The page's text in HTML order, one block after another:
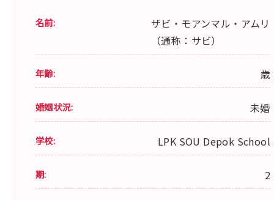
名前:
ザビ・モアンマル・アムリ
（通称：サビ）
年齢: 歳
婚姻状況: 未婚
学校: LPK SOU Depok School
期: 2